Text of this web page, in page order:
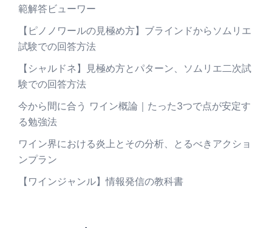
範解答ビューワー
【ピノノワールの見極め方】ブラインドからソムリエ
試験での回答方法
【シャルドネ】見極め方とパターン、ソムリエ二次試
験での回答方法
今から間に合う ワイン概論｜たった3つで点が安定す
る勉強法
ワイン界における炎上とその分析、とるべきアクショ
ンプラン
【ワインジャンル】情報発信の教科書